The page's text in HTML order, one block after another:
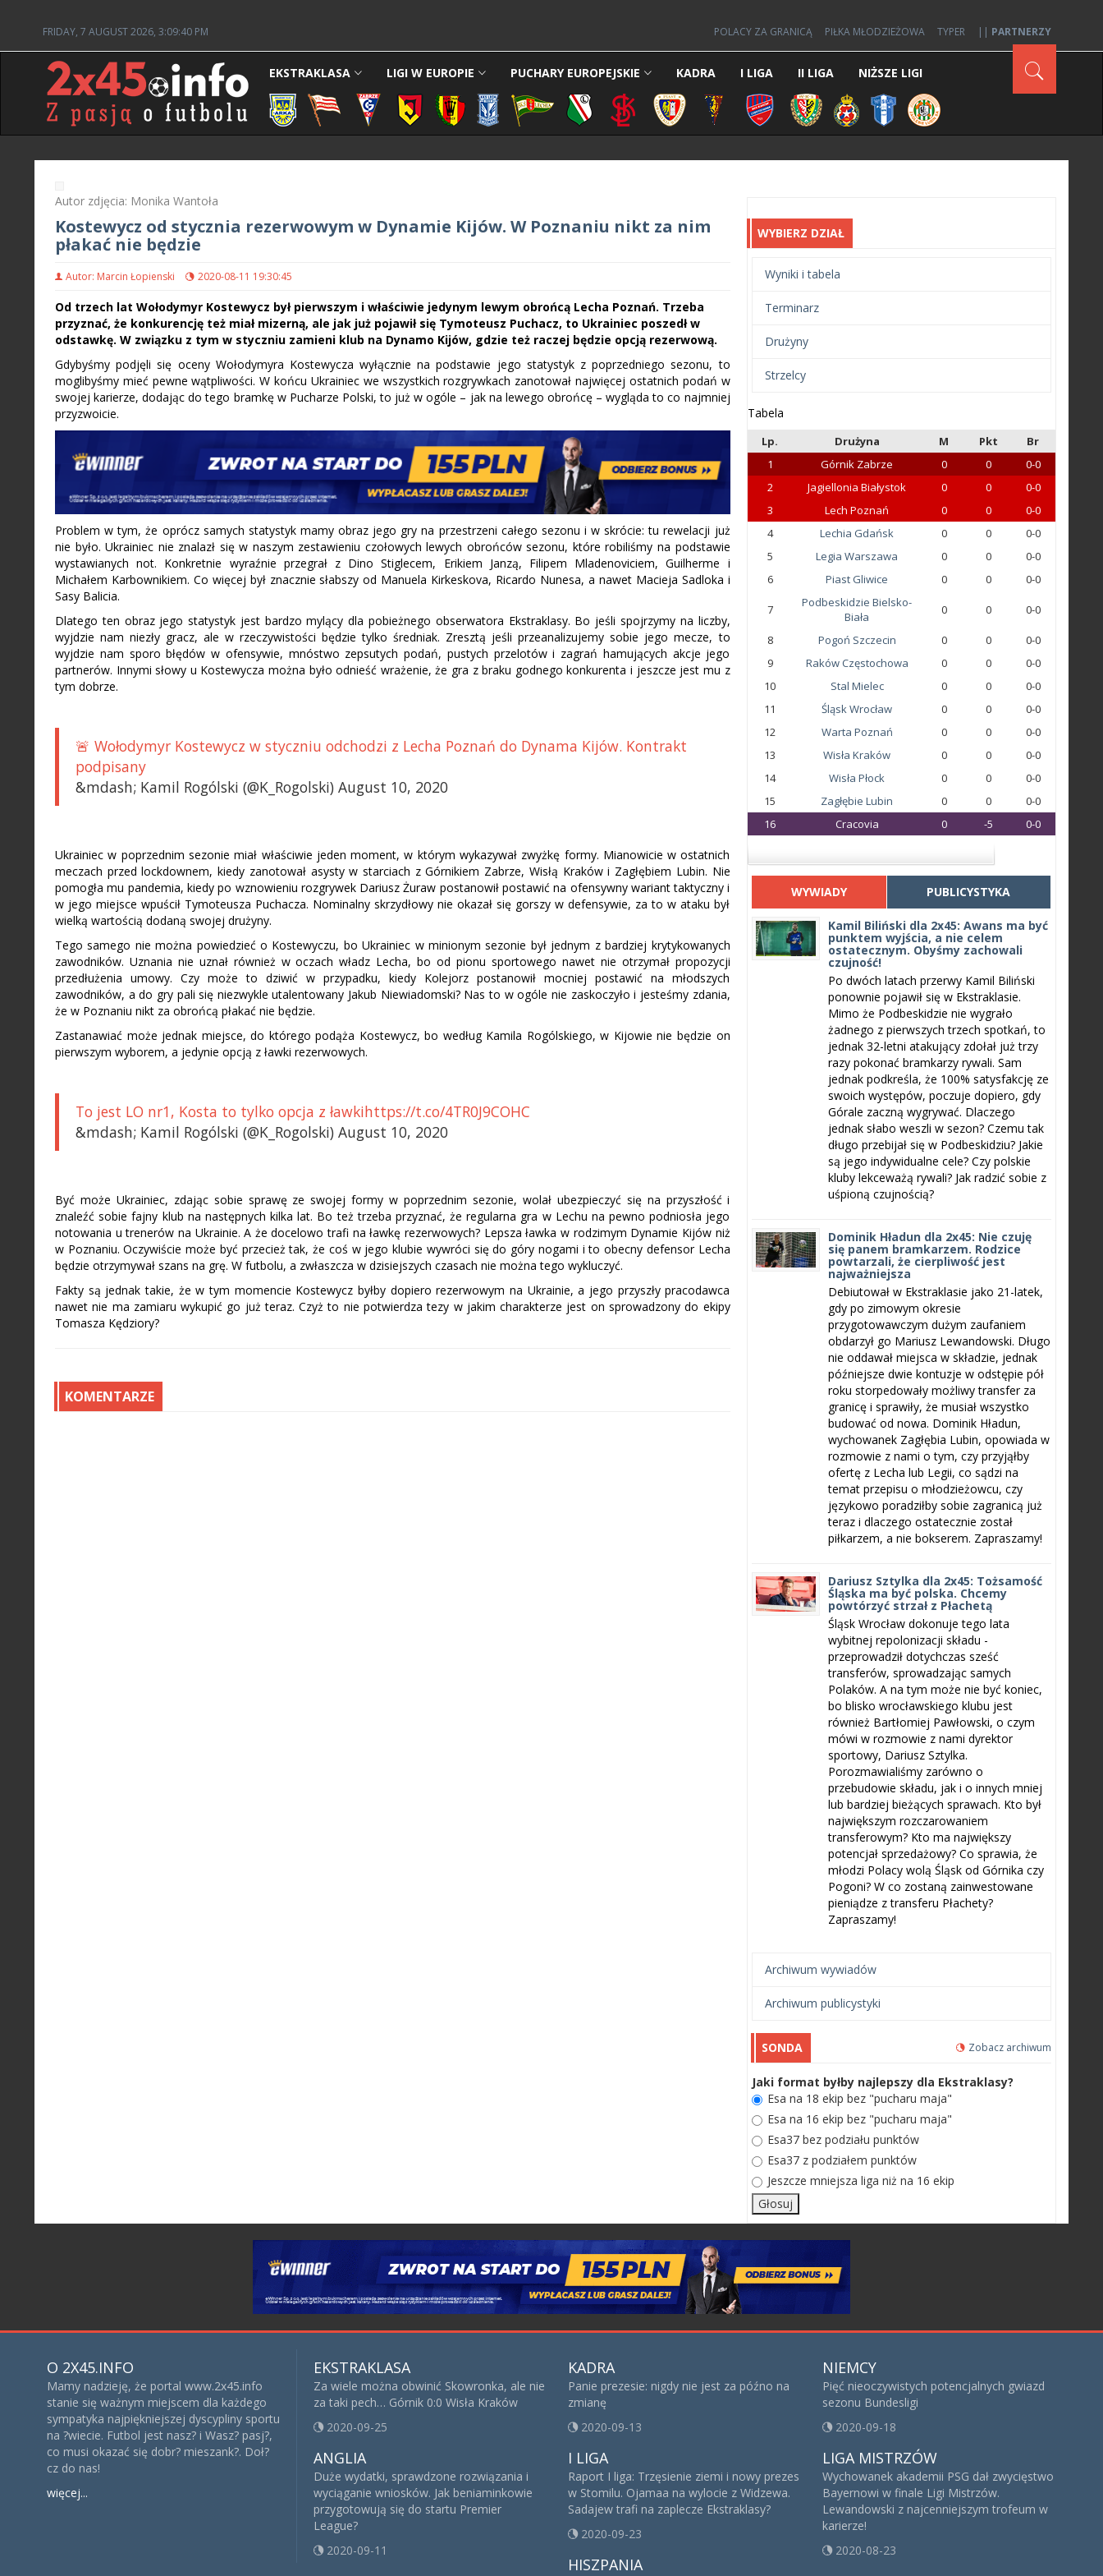
FRIDAY, 7 AUGUST 2026, 3:09:41 PM POLACY ZA GRANICĄ PIŁKA MŁODZIEŻOWA TYPER || PARTNERZY
EKSTRAKLASA LIGI W EUROPIE PUCHARY EUROPEJSKIE KADRA I LIGA II LIGA NIŻSZE LIGI
Autor zdjęcia: Monika Wantoła
Kostewycz od stycznia rezerwowym w Dynamie Kijów. W Poznaniu nikt za nim
płakać nie będzie
Autor: Marcin Łopienski 2020-08-11 19:30:45
Od trzech lat Wołodymyr Kostewycz był pierwszym i właściwie jedynym lewym obrońcą Lecha Poznań. Trzeba
przyznać, że konkurencję też miał mizerną, ale jak już pojawił się Tymoteusz Puchacz, to Ukrainiec poszedł w
odstawkę. W związku z tym w styczniu zamieni klub na Dynamo Kijów, gdzie też raczej będzie opcją rezerwową.
Gdybyśmy podjęli się oceny Wołodymyra Kostewycza wyłącznie na podstawie jego statystyk z poprzedniego sezonu, to
moglibyśmy mieć pewne wątpliwości. W końcu Ukrainiec we wszystkich rozgrywkach zanotował najwięcej ostatnich podań w
swojej karierze, dodając do tego bramkę w Pucharze Polski, to już w ogóle – jak na lewego obrońcę – wygląda to co najmniej
przyzwoicie.
Problem w tym, że oprócz samych statystyk mamy obraz jego gry na przestrzeni całego sezonu i w skrócie: tu rewelacji już
nie było. Ukrainiec nie znalazł się w naszym zestawieniu czołowych lewych obrońców sezonu, które robiliśmy na podstawie
wystawianych not. Konkretnie wyraźnie przegrał z Dino Stiglecem, Erikiem Janzą, Filipem Mladenoviciem, Guilherme i
Michałem Karbownikiem. Co więcej był znacznie słabszy od Manuela Kirkeskova, Ricardo Nunesa, a nawet Macieja Sadloka i
Sasy Balicia.
Dlatego ten obraz jego statystyk jest bardzo mylący dla pobieżnego obserwatora Ekstraklasy. Bo jeśli spojrzymy na liczby,
wyjdzie nam niezły gracz, ale w rzeczywistości będzie tylko średniak. Zresztą jeśli przeanalizujemy sobie jego mecze, to
wyjdzie nam sporo błędów w ofensywie, mnóstwo zepsutych podań, pustych przelotów i zagrań hamujących akcje jego
partnerów. Innymi słowy u Kostewycza można było odnieść wrażenie, że gra z braku godnego konkurenta i jeszcze jest mu z
tym dobrze.
🚨 Wołodymyr Kostewycz w styczniu odchodzi z Lecha Poznań do Dynama Kijów. Kontrakt
podpisany
&mdash; Kamil Rogólski (@K_Rogolski) August 10, 2020
Ukrainiec w poprzednim sezonie miał właściwie jeden moment, w którym wykazywał zwyżkę formy. Mianowicie w ostatnich
meczach przed lockdownem, kiedy zanotował asysty w starciach z Górnikiem Zabrze, Wisłą Kraków i Zagłębiem Lubin. Nie
pomogła mu pandemia, kiedy po wznowieniu rozgrywek Dariusz Żuraw postanowił postawić na ofensywny wariant taktyczny i
w jego miejsce wpuścił Tymoteusza Puchacza. Nominalny skrzydłowy nie okazał się gorszy w defensywie, za to w ataku był
wielką wartością dodaną swojej drużyny.
Tego samego nie można powiedzieć o Kostewyczu, bo Ukrainiec w minionym sezonie był jednym z bardziej krytykowanych
zawodników. Uznania nie uznał również w oczach władz Lecha, bo od pionu sportowego nawet nie otrzymał propozycji
przedłużenia umowy. Czy może to dziwić w przypadku, kiedy Kolejorz postanowił mocniej postawić na młodszych
zawodników, a do gry pali się niezwykle utalentowany Jakub Niewiadomski? Nas to w ogóle nie zaskoczyło i jesteśmy zdania,
że w Poznaniu nikt za obrońcą płakać nie będzie.
Zastanawiać może jednak miejsce, do którego podąża Kostewycz, bo według Kamila Rogólskiego, w Kijowie nie będzie on
pierwszym wyborem, a jedynie opcją z ławki rezerwowych.
To jest LO nr1, Kosta to tylko opcja z ławkihttps://t.co/4TR0J9COHC
&mdash; Kamil Rogólski (@K_Rogolski) August 10, 2020
Być może Ukrainiec, zdając sobie sprawę ze swojej formy w poprzednim sezonie, wolał ubezpieczyć się na przyszłość i
znaleźć sobie fajny klub na następnych kilka lat. Bo też trzeba przyznać, że regularna gra w Lechu na pewno podniosła jego
notowania u trenerów na Ukrainie. A że docelowo trafi na ławkę rezerwowych? Lepsza ławka w rodzimym Dynamie Kijów niż
w Poznaniu. Oczywiście może być przecież tak, że coś w jego klubie wywróci się do góry nogami i to obecny defensor Lecha
będzie otrzymywał szans na grę. W futbolu, a zwłaszcza w dzisiejszych czasach nie można tego wykluczyć.
Fakty są jednak takie, że w tym momencie Kostewycz byłby dopiero rezerwowym na Ukrainie, a jego przyszły pracodawca
nawet nie ma zamiaru wykupić go już teraz. Czyż to nie potwierdza tezy w jakim charakterze jest on sprowadzony do ekipy
Tomasza Kędziory?
KOMENTARZE
WYBIERZ DZIAŁ
Wyniki i tabela
Terminarz
Drużyny
Strzelcy
Tabela
Lp. Drużyna M Pkt
Br
1
Górnik Zabrze 0 0
0-0
2
Jagiellonia Białystok 0 0
0-0
3
Lech Poznań 0 0
0-0
4
Lechia Gdańsk 0 0
0-0
5
Legia Warszawa 0 0
0-0
6
Piast Gliwice 0 0 0-0
7
Podbeskidzie Bielsko-
Biała
0 0 0-0
8 Pogoń Szczecin 0 0
0-0
9
Raków Częstochowa 0 0
0-0
10
Stal Mielec 0 0
0-0
11
Śląsk Wrocław 0 0
0-0
12
Warta Poznań 0 0
0-0
13
Wisła Kraków 0 0
0-0
14
Wisła Płock 0 0
0-0
15
Zagłębie Lubin 0 0
0-0
16
Cracovia 0 -5 0-0
WYWIADY PUBLICYSTYKA
Kamil Biliński dla 2x45: Awans ma być
punktem wyjścia, a nie celem
ostatecznym. Obyśmy zachowali
czujność!
Po dwóch latach przerwy Kamil Biliński
ponownie pojawił się w Ekstraklasie.
Mimo że Podbeskidzie nie wygrało
żadnego z pierwszych trzech spotkań, to
jednak 32-letni atakujący zdołał już trzy
razy pokonać bramkarzy rywali. Sam
jednak podkreśla, że 100% satysfakcję ze
swoich występów, poczuje dopiero, gdy
Górale zaczną wygrywać. Dlaczego
jednak słabo weszli w sezon? Czemu tak
długo przebijał się w Podbeskidziu? Jakie
są jego indywidualne cele? Czy polskie
kluby lekceważą rywali? Jak radzić sobie z
uśpioną czujnością?
Dominik Hładun dla 2x45: Nie czuję
się panem bramkarzem. Rodzice
powtarzali, że cierpliwość jest
najważniejsza
Debiutował w Ekstraklasie jako 21-latek,
gdy po zimowym okresie
przygotowawczym dużym zaufaniem
obdarzył go Mariusz Lewandowski. Długo
nie oddawał miejsca w składzie, jednak
późniejsze dwie kontuzje w odstępie pół
roku storpedowały możliwy transfer za
granicę i sprawiły, że musiał wszystko
budować od nowa. Dominik Hładun,
wychowanek Zagłębia Lubin, opowiada w
rozmowie z nami o tym, czy przyjąłby
ofertę z Lecha lub Legii, co sądzi na
temat przepisu o młodzieżowcu, czy
językowo poradziłby sobie zagranicą już
teraz i dlaczego ostatecznie został
piłkarzem, a nie bokserem. Zapraszamy!
Dariusz Sztylka dla 2x45: Tożsamość
Śląska ma być polska. Chcemy
powtórzyć strzał z Płachetą
Śląsk Wrocław dokonuje tego lata
wybitnej repolonizacji składu -
przeprowadził dotychczas sześć
transferów, sprowadzając samych
Polaków. A na tym może nie być koniec,
bo blisko wrocławskiego klubu jest
również Bartłomiej Pawłowski, o czym
mówi w rozmowie z nami dyrektor
sportowy, Dariusz Sztylka.
Porozmawialiśmy zarówno o
przebudowie składu, jak i o innych mniej
lub bardziej bieżących sprawach. Kto był
największym rozczarowaniem
transferowym? Kto ma największy
potencjał sprzedażowy? Co sprawia, że
młodzi Polacy wolą Śląsk od Górnika czy
Pogoni? W co zostaną zainwestowane
pieniądze z transferu Płachety?
Zapraszamy!
Archiwum wywiadów
Archiwum publicystyki
SONDA Zobacz archiwum
Jaki format byłby najlepszy dla Ekstraklasy?
Esa na 18 ekip bez "pucharu maja"
Esa na 16 ekip bez "pucharu maja"
Esa37 bez podziału punktów
Esa37 z podziałem punktów
Jeszcze mniejsza liga niż na 16 ekip
O 2X45.INFO
Mamy nadzieję, że portal www.2x45.info
stanie się ważnym miejscem dla każdego
sympatyka najpiękniejszej dyscypliny sportu
na ?wiecie. Futbol jest nasz? i Wasz? pasj?,
co musi okazać się dobr? mieszank?. Doł?
cz do nas!
więcej...
EKSTRAKLASA
Za wiele można obwinić Skowronka, ale nie
za taki pech… Górnik 0:0 Wisła Kraków
2020-09-25
ANGLIA
Duże wydatki, sprawdzone rozwiązania i
wyciąganie wniosków. Jak beniaminkowie
przygotowują się do startu Premier
League?
2020-09-11
KADRA
Panie prezesie: nigdy nie jest za późno na
zmianę
2020-09-13
I LIGA
Raport I liga: Trzęsienie ziemi i nowy prezes
w Stomilu. Ojamaa na wylocie z Widzewa.
Sadajew trafi na zaplecze Ekstraklasy?
2020-09-23
HISZPANIA
NIEMCY
Pięć nieoczywistych potencjalnych gwiazd
sezonu Bundesligi
2020-09-18
LIGA MISTRZÓW
Wychowanek akademii PSG dał zwycięstwo
Bayernowi w finale Ligi Mistrzów.
Lewandowski z najcenniejszym trofeum w
karierze!
2020-08-23